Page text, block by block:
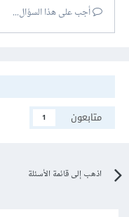
أجب على هذا السؤال...
متابعون
1
اذهب إلى قائمة الأسئلة